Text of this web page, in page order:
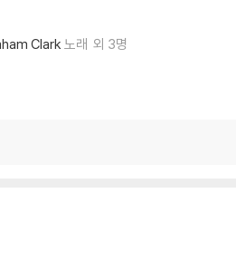
Clark노래 외 3명